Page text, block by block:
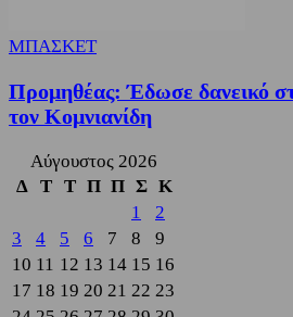
ΜΠΑΣΚΕΤ
Προμηθέας: Έδωσε δανεικό
τον Κομνιανίδη
Αύγουστος 2026
Δ
Τ Τ Π Π Σ Κ
1
2
3
4 5 6 7 8
9
10 11 12 13 14 15 16
17 18 19 20 21 22 23